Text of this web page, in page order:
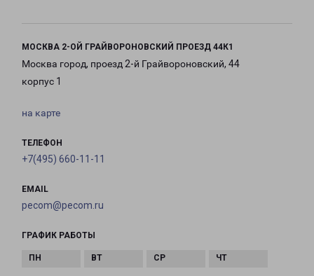
МОСКВА 2-ОЙ ГРАЙВОРОНОВСКИЙ ПРОЕЗД 44К1
Москва город, проезд 2-й Грайвороновский, 44
корпус 1
на карте
ТЕЛЕФОН
+7(495) 660-11-11
EMAIL
pecom@pecom.ru
ГРАФИК РАБОТЫ